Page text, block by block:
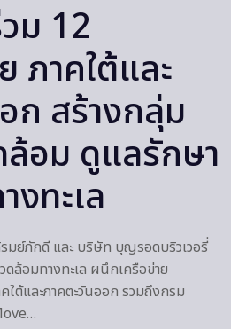
ม 12
ภาคใต้และ
ก สร้างกลุ่ม
อม ดูแลรักษา
งทะเล
มย์ภักดี และ บริษัท บุญรอดบริวเวอรี่
ล้อมทางทะเล ผนึกเครือข่าย
ต้และภาคตะวันออก รวมถึงกรม